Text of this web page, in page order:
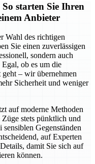
starten Sie Ihren
Anbieter
Wahl des richtigen
Sie einen zuverlässigen
sondern auch
ob es um die
geht – wir übernehmen
Sicherheit und weniger
auf moderne Methoden
stets pünktlich und
Gegenständen
auf Experten
damit Sie sich auf
können.